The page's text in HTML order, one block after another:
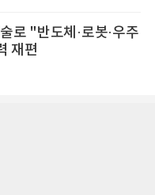
로 "반도체·로봇·우주
재편